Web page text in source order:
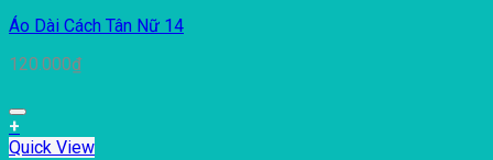
Áo Dài Cách Tân Nữ 14
120.000₫
+
Quick View